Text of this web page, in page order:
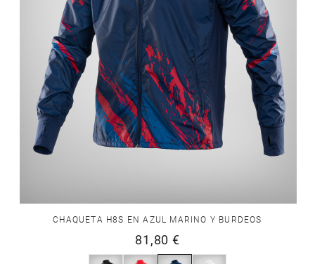
CHAQUETA H8S EN AZUL MARINO Y BURDEOS
81,80 €